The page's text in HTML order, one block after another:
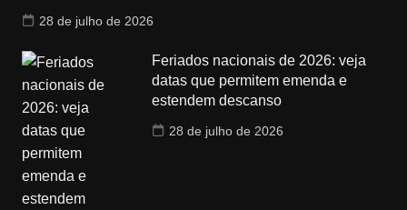
28 de julho de 2026
Feriados nacionais de 2026: veja
datas que permitem emenda e
estendem descanso
28 de julho de 2026